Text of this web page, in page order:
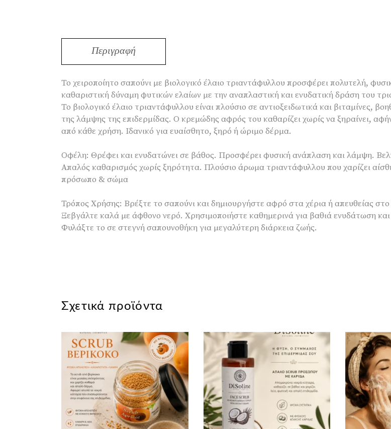
Περιγραφή
Το χειροποίητο σαπούνι με βιολογικό έλαιο τριαντάφυλλου προσφέρει πολυτελή,
καθαριστική δύναμη φυτικών ελαίων με την αναπλαστική και ενυδατική δράση του
Το βιολογικό έλαιο τριαντάφυλλου είναι πλούσιο σε αντιοξειδωτικά και βιταμίνες,
της λάμψης της επιδερμίδας. Ο κρεμώδης αφρός του καθαρίζει χωρίς να ξηραίνει,
από κάθε χρήση. Ιδανικό για ευαίσθητο, ξηρό ή ώριμο δέρμα.
Οφέλη: Θρέφει και ενυδατώνει σε βάθος. Προσφέρει φυσική ανάπλαση και λάμψη.
Απαλός καθαρισμός χωρίς ξηρότητα. Πλούσιο άρωμα τριαντάφυλλου που χαρίζει
πρόσωπο & σώμα
Τρόπος Χρήσης: Βρέξτε το σαπούνι και δημιουργήστε αφρό στα χέρια ή απευθείας
Ξεβγάλτε καλά με άφθονο νερό. Χρησιμοποιήστε καθημερινά για βαθιά ενυδάτωση
Φυλάξτε το σε στεγνή σαπουνοθήκη για μεγαλύτερη διάρκεια ζωής.
Σχετικά προϊόντα